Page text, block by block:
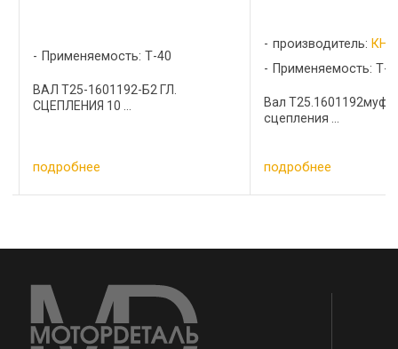
Вал Т25.1601192муфты
сцепления ...
подробнее
Применяемость: Т-
Вилка нового
подробнее